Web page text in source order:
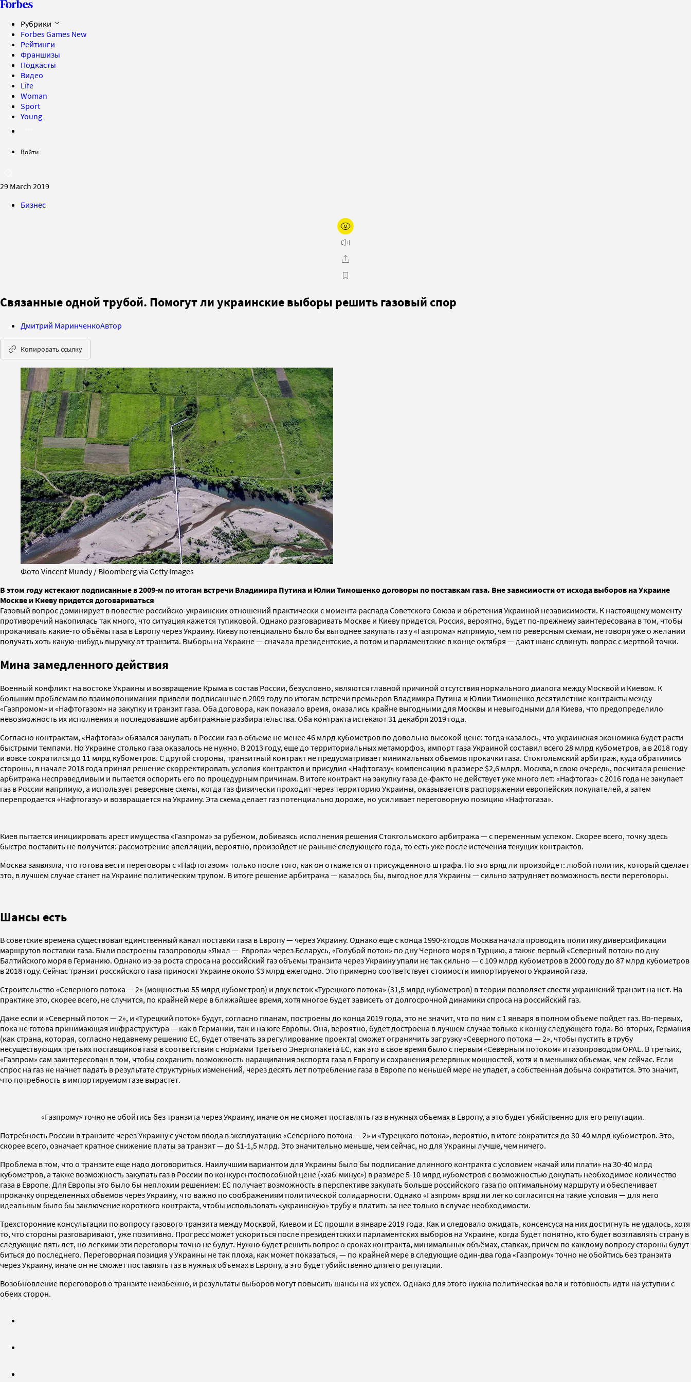
Рубрики
Forbes Games New
Рейтинги
Франшизы
Подкасты
Видео
Life
Woman
Sport
Young
Войти
29 March 2019
Бизнес
Связанные одной трубой. Помогут ли украинские выборы решить газовый спор
Дмитрий МаринченкоАвтор
Копировать ссылку
Фото Vincent Mundy / Bloomberg via Getty Images
В этом году истекают подписанные в 2009-м по итогам встречи Владимира Путина и Юлии Тимошенко договоры по поставкам газа. Вне зависимости от исхода выборов на Украине
Москве и Киеву придется договариваться
Газовый вопрос доминирует в повестке российско-украинских отношений практически с момента распада Советского Союза и обретения Украиной независимости. К настоящему моменту
противоречий накопилась так много, что ситуация кажется тупиковой. Однако разговаривать Москве и Киеву придется. Россия, вероятно, будет по-прежнему заинтересована в том, чтобы
прокачивать какие-то объёмы газа в Европу через Украину. Киеву потенциально было бы выгоднее закупать газ у «Газпрома» напрямую, чем по реверсным схемам, не говоря уже о желании
получать хоть какую-нибудь выручку от транзита. Выборы на Украине — сначала президентские, а потом и парламентские в конце октября — дают шанс сдвинуть вопрос с мертвой точки.
Мина замедленного действия
Военный конфликт на востоке Украины и возвращение Крыма в состав России, безусловно, являются главной причиной отсутствия нормального диалога между Москвой и Киевом. К
большим проблемам во взаимопонимании привели подписанные в 2009 году по итогам встречи премьеров Владимира Путина и Юлии Тимошенко десятилетние контракты между
«Газпромом» и «Нафтогазом» на закупку и транзит газа. Оба договора, как показало время, оказались крайне выгодными для Москвы и невыгодными для Киева, что предопределило
невозможность их исполнения и последовавшие арбитражные разбирательства. Оба контракта истекают 31 декабря 2019 года.
Согласно контрактам, «Нафтогаз» обязался закупать в России газ в объеме не менее 46 млрд кубометров по довольно высокой цене: тогда казалось, что украинская экономика будет расти
быстрыми темпами. Но Украине столько газа оказалось не нужно. В 2013 году, еще до территориальных метаморфоз, импорт газа Украиной составил всего 28 млрд кубометров, а в 2018 году
и вовсе сократился до 11 млрд кубометров. С другой стороны, транзитный контракт не предусматривает минимальных объемов прокачки газа. Стокгольмский арбитраж, куда обратились
стороны, в начале 2018 года принял решение скорректировать условия контрактов и присудил «Нафтогазу» компенсацию в размере $2,6 млрд. Москва, в свою очередь, посчитала решение
арбитража несправедливым и пытается оспорить его по процедурным причинам. В итоге контракт на закупку газа де-факто не действует уже много лет: «Нафтогаз» с 2016 года не закупает
газ в России напрямую, а использует реверсные схемы, когда газ физически проходит через территорию Украины, оказывается в распоряжении европейских покупателей, а затем
перепродается «Нафтогазу» и возвращается на Украину. Эта схема делает газ потенциально дороже, но усиливает переговорную позицию «Нафтогаза».
Киев пытается инициировать арест имущества «Газпрома» за рубежом, добиваясь исполнения решения Стокгольмского арбитража — с переменным успехом. Скорее всего, точку здесь
быстро поставить не получится: рассмотрение апелляции, вероятно, произойдет не раньше следующего года, то есть уже после истечения текущих контрактов.
Москва заявляла, что готова вести переговоры с «Нафтогазом» только после того, как он откажется от присужденного штрафа. Но это вряд ли произойдет: любой политик, который сделает
это, в лучшем случае станет на Украине политическим трупом. В итоге решение арбитража — казалось бы, выгодное для Украины — сильно затрудняет возможность вести переговоры.
Шансы есть
В советские времена существовал единственный канал поставки газа в Европу — через Украину. Однако еще с конца 1990-х годов Москва начала проводить политику диверсификации
маршрутов поставки газа. Были построены газопроводы «Ямал — Европа» через Беларусь, «Голубой поток» по дну Черного моря в Турцию, а также первый «Северный поток» по дну
Балтийского моря в Германию. Однако из-за роста спроса на российский газ объемы транзита через Украину упали не так сильно — с 109 млрд кубометров в 2000 году до 87 млрд кубометров
в 2018 году. Сейчас транзит российского газа приносит Украине около $3 млрд ежегодно. Это примерно соответствует стоимости импортируемого Украиной газа.
Строительство «Северного потока — 2» (мощностью 55 млрд кубометров) и двух веток «Турецкого потока» (31,5 млрд кубометров) в теории позволяет свести украинский транзит на нет. На
практике это, скорее всего, не случится, по крайней мере в ближайшее время, хотя многое будет зависеть от долгосрочной динамики спроса на российский газ.
Даже если и «Северный поток — 2», и «Турецкий поток» будут, согласно планам, построены до конца 2019 года, это не значит, что по ним с 1 января в полном объеме пойдет газ. Во-первых,
пока не готова принимающая инфраструктура — как в Германии, так и на юге Европы. Она, вероятно, будет достроена в лучшем случае только к концу следующего года. Во-вторых, Германия
(как страна, которая, согласно недавнему решению ЕС, будет отвечать за регулирование проекта) сможет ограничить загрузку «Северного потока — 2», чтобы пустить в трубу
несуществующих третьих поставщиков газа в соответствии с нормами Третьего Энергопакета ЕС, как это в свое время было с первым «Северным потоком» и газопроводом OPAL. В третьих,
«Газпром» сам заинтересован в том, чтобы сохранить возможность наращивания экспорта газа в Европу и сохранения резервных мощностей, хотя и в меньших объемах, чем сейчас. Если
спрос на газ не начнет падать в результате структурных изменений, через десять лет потребление газа в Европе по меньшей мере не упадет, а собственная добыча сократится. Это значит,
что потребность в импортируемом газе вырастет.
«Газпрому» точно не обойтись без транзита через Украину, иначе он не сможет поставлять газ в нужных объемах в Европу, а это будет убийственно для его репутации.
Потребность России в транзите через Украину с учетом ввода в эксплуатацию «Северного потока — 2» и «Турецкого потока», вероятно, в итоге сократится до 30-40 млрд кубометров. Это,
скорее всего, означает кратное снижение платы за транзит — до $1-1,5 млрд. Это значительно меньше, чем сейчас, но для Украины лучше, чем ничего.
Проблема в том, что о транзите еще надо договориться. Наилучшим вариантом для Украины было бы подписание длинного контракта с условием «качай или плати» на 30-40 млрд
кубометров, а также возможность закупать газ в России по конкурентоспособной цене («хаб-минус») в размере 5-10 млрд кубометров с возможностью докупать необходимое количество
газа в Европе. Для Европы это было бы неплохим решением: ЕС получает возможность в перспективе закупать больше российского газа по оптимальному маршруту и обеспечивает
прокачку определенных объемов через Украину, что важно по соображениям политической солидарности. Однако «Газпром» вряд ли легко согласится на такие условия — для него
идеальным было бы заключение короткого контракта, чтобы использовать «украинскую» трубу и платить за нее только в случае необходимости.
Трехсторонние консультации по вопросу газового транзита между Москвой, Киевом и ЕС прошли в январе 2019 года. Как и следовало ожидать, консенсуса на них достигнуть не удалось, хотя
то, что стороны разговаривают, уже позитивно. Прогресс может ускориться после президентских и парламентских выборов на Украине, когда будет понятно, кто будет возглавлять страну в
следующие пять лет, но легкими эти переговоры точно не будут. Нужно будет решить вопрос о сроках контракта, минимальных объёмах, ставках, причем по каждому вопросу стороны будут
биться до последнего. Переговорная позиция у Украины не так плоха, как может показаться, — по крайней мере в следующие один-два года «Газпрому» точно не обойтись без транзита
через Украину, иначе он не сможет поставлять газ в нужных объемах в Европу, а это будет убийственно для его репутации.
Возобновление переговоров о транзите неизбежно, и результаты выборов могут повысить шансы на их успех. Однако для этого нужна политическая воля и готовность идти на уступки с
обеих сторон.